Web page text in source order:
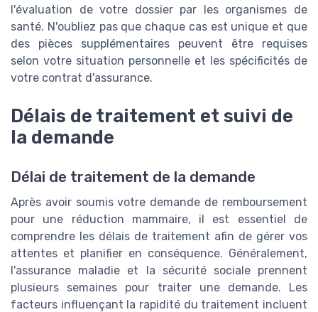
l'évaluation de votre dossier par les organismes de
santé. N'oubliez pas que chaque cas est unique et que
des pièces supplémentaires peuvent être requises
selon votre situation personnelle et les spécificités de
votre contrat d'assurance.
Délais de traitement et suivi de
la demande
Délai de traitement de la demande
Après avoir soumis votre demande de remboursement
pour une réduction mammaire, il est essentiel de
comprendre les délais de traitement afin de gérer vos
attentes et planifier en conséquence. Généralement,
l'assurance maladie et la sécurité sociale prennent
plusieurs semaines pour traiter une demande. Les
facteurs influençant la rapidité du traitement incluent